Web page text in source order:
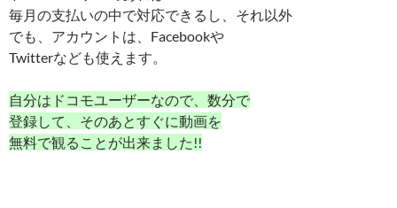
毎月の支払いの中で対応できるし、それ以外
でも、アカウントは、Facebookや
Twitterなども使えます。
自分はドコモユーザーなので、数分で
登録して、そのあとすぐに動画を
無料で観ることが出来ました!!